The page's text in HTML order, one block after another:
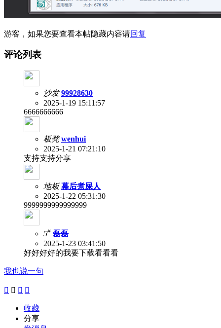
游客，如果您要查看本帖隐藏内容请回复
评论列表
沙发 99928630
2025-1-19 15:11:57
6666666666
板凳 wenhui
2025-1-21 07:21:10
支持支持分享
地板 幕后煮屎人
2025-1-22 05:31:30
9999999999999999
5# 磊磊
2025-1-23 03:41:50
好好好好的我要下载看看看
我也说一句
   
收藏
分享